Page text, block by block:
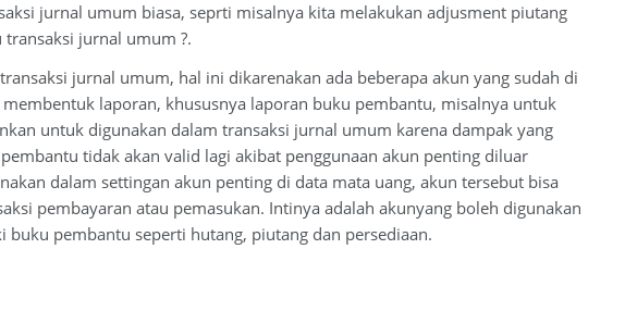
jurnal umum biasa, seprti misalnya kita melakukan adjusment piutang
jurnal umum ?.
jurnal umum, hal ini dikarenakan ada beberapa akun yang sudah di
laporan, khususnya laporan buku pembantu, misalnya untuk
untuk digunakan dalam transaksi jurnal umum karena dampak yang
tidak akan valid lagi akibat penggunaan akun penting diluar
dalam settingan akun penting di data mata uang, akun tersebut bisa
pembayaran atau pemasukan. Intinya adalah akunyang boleh digunakan
pembantu seperti hutang, piutang dan persediaan.